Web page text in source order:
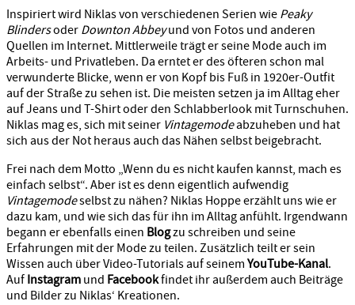
Inspiriert wird Niklas von verschiedenen Serien wie Peaky
Blindersoder Downton Abbeyund von Fotos und anderen
Quellen im Internet. Mittlerweile trägt er seine Mode auch im
Arbeits- und Privatleben. Da erntet er des öfteren schon mal
verwunderte Blicke, wenn er von Kopf bis Fuß in 1920er-Outfit
auf der Straße zu sehen ist. Die meisten setzen ja im Alltag eher
auf Jeans und T-Shirt oder den Schlabberlook mit Turnschuhen.
Niklas mag es, sich mit seiner Vintagemodeabzuheben und hat
sich aus der Not heraus auch das Nähen selbst beigebracht.
Frei nach dem Motto „Wenn du es nicht kaufen kannst, mach es
einfach selbst“. Aber ist es denn eigentlich aufwendig
Vintagemodeselbst zu nähen? Niklas Hoppe erzählt uns wie er
dazu kam, und wie sich das für ihn im Alltag anfühlt. Irgendwann
begann er ebenfalls einen Blogzu schreiben und seine
Erfahrungen mit der Mode zu teilen. Zusätzlich teilt er sein
Wissen auch über Video-Tutorials auf seinem YouTube-Kanal.
Auf Instagram und Facebookfindet ihr außerdem auch Beiträge
und Bilder zu Niklas‘ Kreationen.